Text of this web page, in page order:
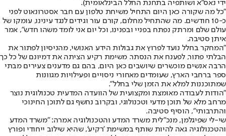
ידי נאס"א ושותפיה בתחנת החלל הבינלאומית).
"כל מה שקורה כאן היום התחיל משיחת טלפון עם חבר אסטרונאוט לפני
כ-10 חודשים. מה שהתחיל מחלום, קורם עור וגידים לנגד עינינו, עומקו של
עולם שלם ומרתק נפתח בפניי ובפנינו, וכל יום אני לומד משהו חדש", אמר
איתן סטיבה.
"המחקר בחלל נועד לפרוץ את גבולות הידע האנושי, מהניסיון לפתור את
הבלתי פתור, לפענח את הנסתר. משימת רקיע הציתה את דמיונם של כל כך
הרבה אנשים מוכשרים שיושבים כאן היום, בהם גם מדענים צעירים מבתי
ספר ברחבי הארץ, שעומדים מאחורי ניסויים ופעילויות מגוונות
שמתוכננות למלא את הזמן שלי בחלל".
"הודות לעבודה מאומצת ומקצועית של הוועדה המדעית טכנולוגית נוצר
מרחב מלא של תוכן מדעי וטכנולוגי, ובקרוב נחשף גם לתוכן החינוכי
והתרבותי", הוסיף סטיבה.
שי-לי שפיגלמן, מנכ"לית משרד המדע והטכנולוגיה אמרה: "משרד המדע
והטכנולוגיה גאה להיות שותף במשימת 'רקיע', שהיא שילוב ייחודי ופורץ